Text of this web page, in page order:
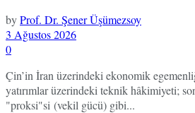
byProf. Dr. Şener Üşümezsoy
3 Ağustos 2026
0
Çin’in İran üzerindeki ekonomik
yatırımlar üzerindeki teknik hâkimiyeti;
"proksi"si (vekil gücü) gibi...